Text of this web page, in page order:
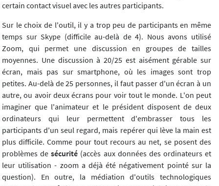
certain contact visuel avec les autres participants.
Sur le choix de l'outil, il y a trop peu de participants en même
temps sur Skype (difficile au-delà de 4). Nous avons utilisé
Zoom, qui permet une discussion en groupes de tailles
moyennes. Une discussion à 20/25 est aisément gérable sur
écran, mais pas sur smartphone, où les images sont trop
petites. Au-delà de 25 personnes, il faut passer d'un écran à un
autre, ou avoir deux écrans pour voir tout le monde. L'on peut
imaginer que l'animateur et le président disposent de deux
ordinateurs qui leur permettent d'embrasser tous les
participants d'un seul regard, mais repérer qui lève la main est
plus difficile. Comme pour tout recours au net, se posent des
problèmes desécurité (accès aux données des ordinateurs et
leur utilisation - zoom a déjà été négativement pointé sur la
question). En outre, la médiation d'outils technologiques